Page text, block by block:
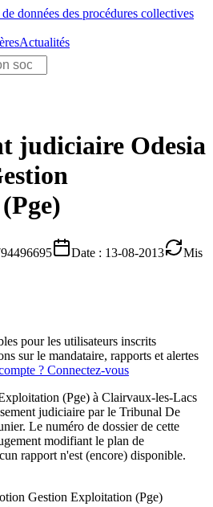
données des procédures collectives
Actualités
judiciaire Odesia
Date : 13-08-2013
Mis
pour les utilisateurs inscrits
sur le mandataire, rapports et alertes
? Connectez-vous
(Pge) à Clairvaux-les-Lacs
judiciaire par le Tribunal De
Le numéro de dossier de cette
modifiant le plan de
rapport n'est (encore) disponible.
Gestion Exploitation (Pge)